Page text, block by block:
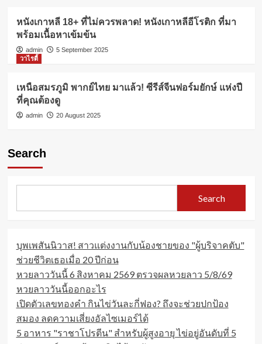
หนังเกาหลี 18+ ที่ไม่ควรพลาด! หนังเกาหลีอีโรติก ที่มา
พร้อมเนื้อหาเข้มข้น
admin
5 September 2025
วาไรตี้
เหนือสมรภูมิ พากย์ไทย มาแล้ว! ซีรีส์จีนฟอร์มยักษ์ แห่งปี
ที่คุณต้องดู
admin 20 August 2025
Search
Search
บุพเพสันนิวาส! สาวแต่งงานกับน้องชายของ "ผู้บริจาคตับ"
ช่วยชีวิตเธอเมื่อ 20 ปีก่อน
หวยลาววันนี้ 6 สิงหาคม 2569 ตรวจผลหวยลาว 5/8/69
หวยลาววันนี้ออกอะไร
เปิดตัวเลขทองคำ กินไข่วันละกี่ฟอง? ถึงจะช่วยปกป้อง
สมอง ลดความเสี่ยงอัลไซเมอร์ได้
5 อาหาร "ราชาโปรตีน" สำหรับผู้สูงอายุ ไข่อยู่อันดับที่ 5